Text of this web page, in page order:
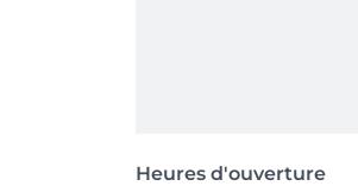
Heures d'ouverture